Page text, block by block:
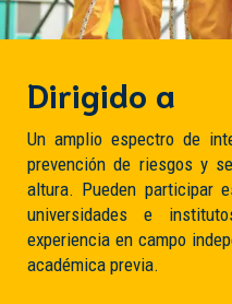
Dirigido a
Un amplio espectro de
prevención de riesgos y
altura. Pueden participar
universidades e
experiencia en campo
académica previa.